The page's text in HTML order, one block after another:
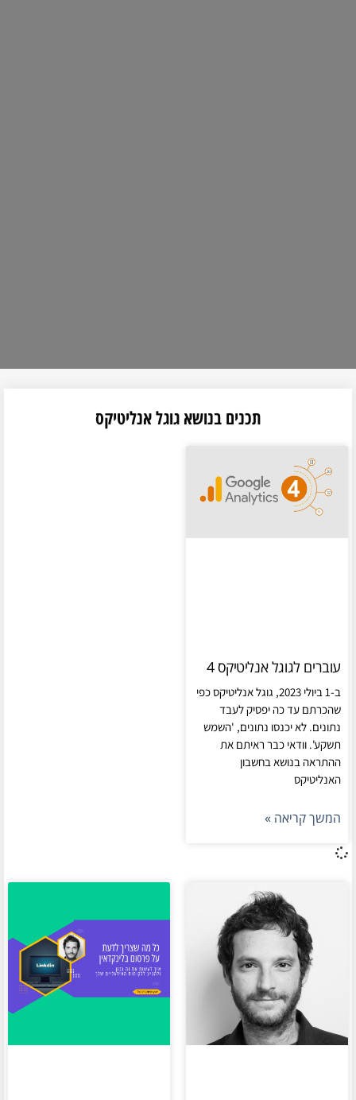
תכנים בנושא גוגל אנליטיקס
עוברים לגוגל אנליטיקס 4
ב-1 ביולי 2023, גוגל אנליטיקס כפי
שהכרתם עד כה יפסיק לעבד
נתונים. לא יכנסו נתונים, 'השמש
תשקע'. וודאי כבר ראיתם את
ההתראה בנושא בחשבון
האנליטיקס
המשך קריאה »